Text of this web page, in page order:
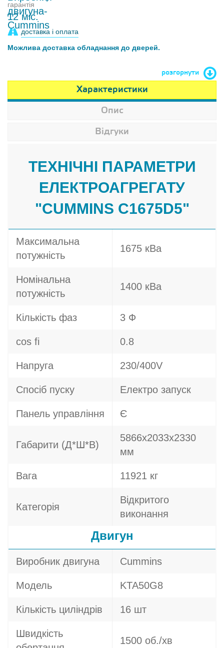
гарантія
12 міс.
доставка і оплата
Можлива доставка обладнання до дверей.
розгорнути
Характеристики
Опис
Відгуки
ТЕХНІЧНІ ПАРАМЕТРИ
ЕЛЕКТРОАГРЕГАТУ
"CUMMINS C1675D5"
Максимальна
потужність
1675 кВа
Номінальна
потужність
1400 кВа
Кількість фаз 3 Ф
cos fi 0.8
Напруга 230/400V
Спосіб пуску Електро запуск
Панель управління Є
Габарити (Д*Ш*В)
5866x2033x2330
мм
Вага 11921 кг
Категорія
Відкритого
виконання
Двигун
Виробник двигуна Cummins
Модель KTA50G8
Кількість циліндрів 16 шт
Швидкість
1500 об./хв